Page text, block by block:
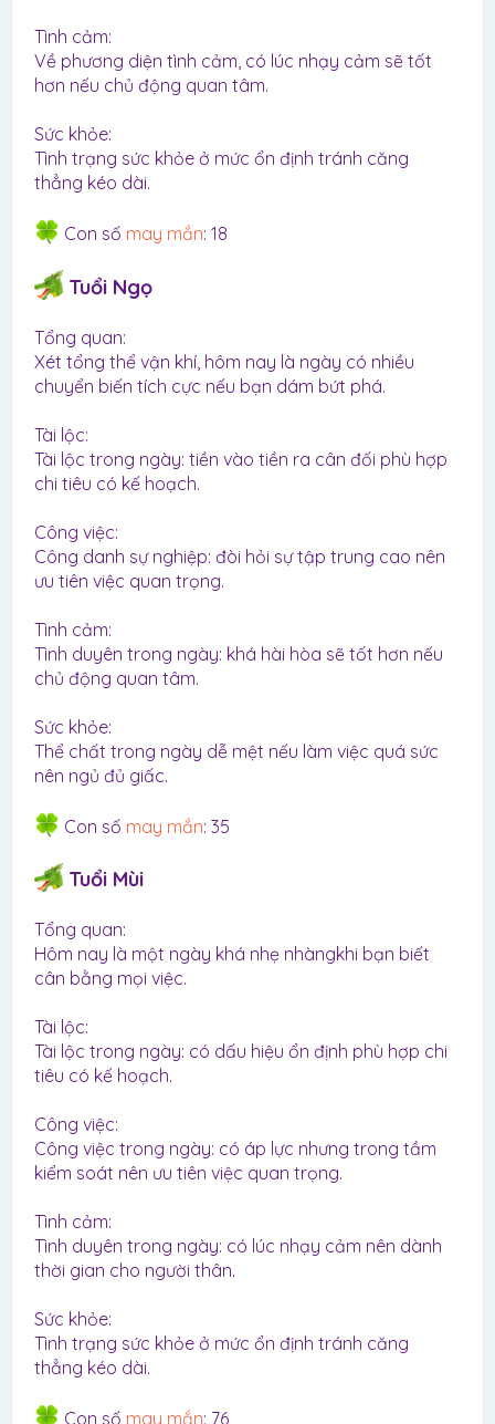
Tình cảm:
Về phương diện tình cảm, có lúc nhạy cảm sẽ tốt
hơn nếu chủ động quan tâm.
Sức khỏe:
Tình trạng sức khỏe ở mức ổn định tránh căng
thẳng kéo dài.
Con số may mắn: 18
Tuổi Ngọ
Tổng quan:
Xét tổng thể vận khí, hôm nay là ngày có nhiều
chuyển biến tích cực nếu bạn dám bứt phá.
Tài lộc:
Tài lộc trong ngày: tiền vào tiền ra cân đối phù hợp
chi tiêu có kế hoạch.
Công việc:
Công danh sự nghiệp: đòi hỏi sự tập trung cao nên
ưu tiên việc quan trọng.
Tình cảm:
Tình duyên trong ngày: khá hài hòa sẽ tốt hơn nếu
chủ động quan tâm.
Sức khỏe:
Thể chất trong ngày dễ mệt nếu làm việc quá sức
nên ngủ đủ giấc.
Con số may mắn: 35
Tuổi Mùi
Tổng quan:
Hôm nay là một ngày khá nhẹ nhàngkhi bạn biết
cân bằng mọi việc.
Tài lộc:
Tài lộc trong ngày: có dấu hiệu ổn định phù hợp chi
tiêu có kế hoạch.
Công việc:
Công việc trong ngày: có áp lực nhưng trong tầm
kiểm soát nên ưu tiên việc quan trọng.
Tình cảm:
Tình duyên trong ngày: có lúc nhạy cảm nên dành
thời gian cho người thân.
Sức khỏe:
Tình trạng sức khỏe ở mức ổn định tránh căng
thẳng kéo dài.
Con số may mắn: 76